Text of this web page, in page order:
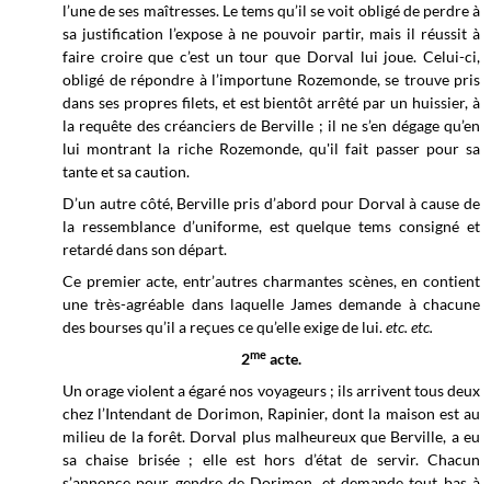
l’une de ses maîtresses. Le tems qu’il se voit obligé de perdre à
sa justification l’expose à ne pouvoir partir, mais il réussit à
faire croire que c’est un tour que Dorval lui joue. Celui-ci,
obligé de répondre à l’importune Rozemonde, se trouve pris
dans ses propres filets, et est bientôt arrêté par un huissier, à
la requête des créanciers de Berville ; il ne s’en dégage qu’en
lui montrant la riche Rozemonde, qu'il fait passer pour sa
tante et sa caution.
D’un autre côté, Berville pris d’abord pour Dorval à cause de
la ressemblance d’uniforme, est quelque tems consigné et
retardé dans son départ.
Ce premier acte, entr’autres charmantes scènes, en contient
une très-agréable dans laquelle James demande à chacune
des bourses qu’il a reçues ce qu’elle exige de lui.etc. etc.
2me acte.
Un orage violent a égaré nos voyageurs ; ils arrivent tous deux
chez l’Intendant de Dorimon, Rapinier, dont la maison est au
milieu de la forêt. Dorval plus malheureux que Berville, a eu
sa chaise brisée ; elle est hors d’état de servir. Chacun